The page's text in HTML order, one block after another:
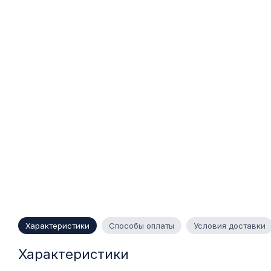
Характеристики Способы оплаты Условия доставки
Характеристики